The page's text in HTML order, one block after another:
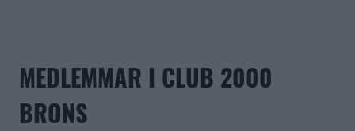
MEDLEMMAR I CLUB 2000
BRONS